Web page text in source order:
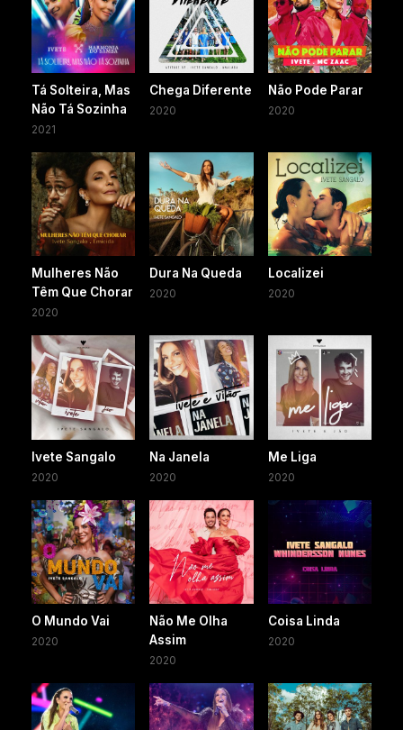
Tá Solteira, Mas
Não Tá Sozinha
2021
Chega Diferente
2020
Não Pode Parar
2020
Mulheres Não
Têm Que Chorar
2020
Dura Na Queda
2020
Localizei
2020
Ivete Sangalo
2020
Na Janela
2020
Me Liga
2020
O Mundo Vai
2020
Não Me Olha
Assim
2020
Coisa Linda
2020